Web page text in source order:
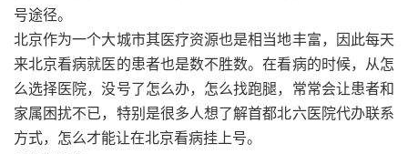
号途径。
北京作为一个大城市其医疗资源也是相当地丰富，因此每天
来北京看病就医的患者也是数不胜数。在看病的时候，从怎
么选择医院，没号了怎么办，怎么找跑腿，常常会让患者和
家属困扰不已，特别是很多人想了解首都北六医院代办联系
方式，怎么才能让在北京看病挂上号。